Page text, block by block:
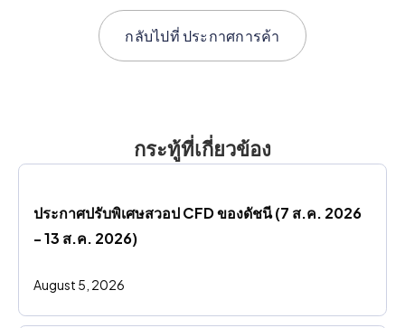
กลับไปที่ประกาศการค้า
กระทู้ที่เกี่ยวข้อง
ประกาศปรับพิเศษสวอป CFD ของดัชนี (7 ส.ค. 2026
- 13 ส.ค. 2026)
August 5, 2026